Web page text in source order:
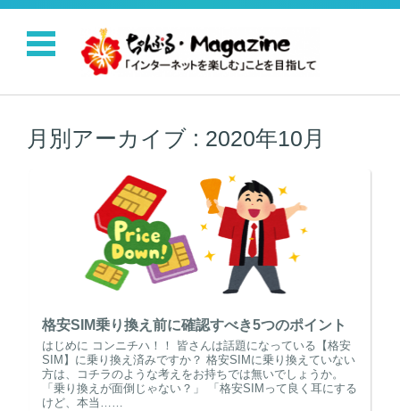
コンテンツに移動
月別アーカイブ : 2020年10月
格安SIM乗り換え前に確認すべき5つのポイント
はじめに コンニチハ！！ 皆さんは話題になっている【格安
SIM】に乗り換え済みですか？ 格安SIMに乗り換えていない
方は、コチラのような考えをお持ちでは無いでしょうか。
「乗り換えが面倒じゃない？」 「格安SIMって良く耳にする
けど、本当……